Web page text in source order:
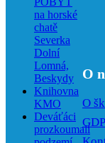
na horské
chatě
Severka
Dolní
Lomná,
Beskydy
Knihovna
KMO
Deváťáci
prozkoumali
O
O